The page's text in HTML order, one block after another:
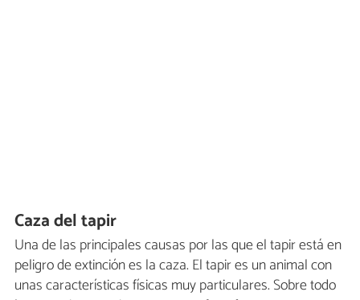
Caza del tapir
Una de las principales causas por las que el tapir está en
peligro de extinción es la caza. El tapir es un animal con
unas características físicas muy particulares. Sobre todo